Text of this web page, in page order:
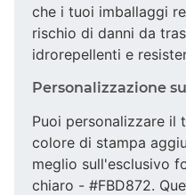
che i tuoi imballaggi
rischio di danni da
idrorepellenti e
Personalizzazione
Puoi personalizzare il
colore di stampa
meglio sull'esclusivo
chiaro - #FBD872.